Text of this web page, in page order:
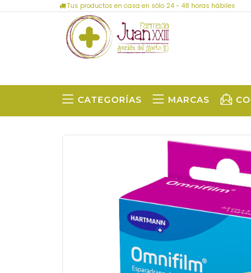
Tus productos en casa en sólo 24 - 48 horas hábiles
CATEGORÍAS MARCAS